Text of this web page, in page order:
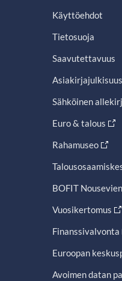
Käyttöehdot
Tietosuoja
Saavutettavuus
Sähköinen
Euro & talous
Rahamuseo
BOFIT
Vuosikertomus
Finanssivalvonta
Euroopan
Avoimen datan